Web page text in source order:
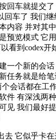
回车就提交
回车了 我们
内容 并对其
预览模式 它
看到codex开
一个新的会
任务就是给
个会话都在工
件 有深浅两
见 我们最好
去 它似乎卡